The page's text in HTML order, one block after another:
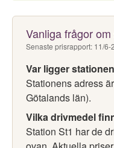
Vanliga frågor
Senaste prisrapport: 11/6-
Var ligger
Stationens adress
Götalands län).
Vilka drivmedel
Station St1 har de